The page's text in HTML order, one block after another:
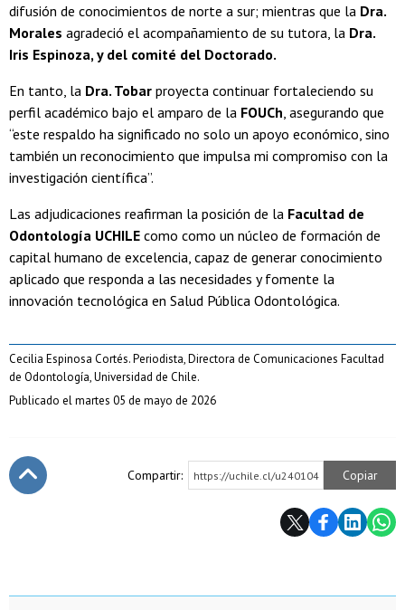
difusión de conocimientos de norte a sur; mientras que la Dra.
Morales agradeció el acompañamiento de su tutora, la Dra.
Iris Espinoza, y del comité del Doctorado.
En tanto, la Dra. Tobar proyecta continuar fortaleciendo su
perfil académico bajo el amparo de la FOUCh, asegurando que
“este respaldo ha significado no solo un apoyo económico, sino
también un reconocimiento que impulsa mi compromiso con la
investigación científica”.
Las adjudicaciones reafirman la posición de la Facultad de
Odontología UCHILE como como un núcleo de formación de
capital humano de excelencia, capaz de generar conocimiento
aplicado que responda a las necesidades y fomente la
innovación tecnológica en Salud Pública Odontológica.
Cecilia Espinosa Cortés. Periodista, Directora de Comunicaciones Facultad
de Odontología, Universidad de Chile.
Publicado el martes 05 de mayo de 2026
Compartir: https://uchile.cl/u240104 Copiar